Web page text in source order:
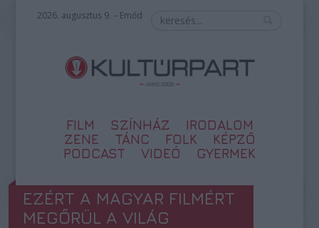
2026. augusztus 9. – Emőd
FILM SZÍNHÁZ
IRODALOM
ZENE
TÁNC FOLK
KÉPZŐ
PODCAST
VIDEÓ GYERMEK
EZÉRT A MAGYAR FILMÉRT
MEGŐRÜL A VILÁG